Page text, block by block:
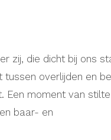
zij, die dicht bij ons
overlijden en
moment van
baar- en